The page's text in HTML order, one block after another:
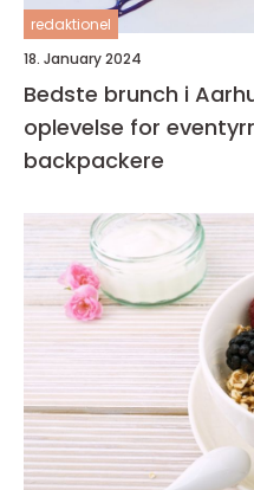
redaktionel
18. January 2024
Bedste brunch i
oplevelse for
backpackere